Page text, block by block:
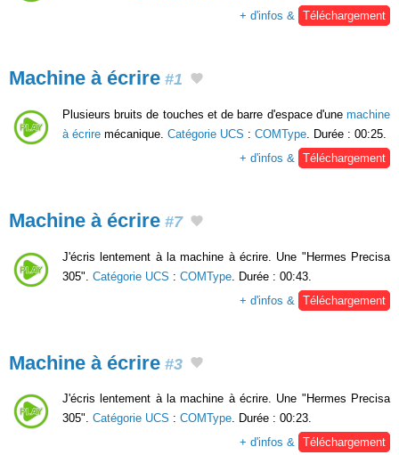
+ d'infos & Téléchargement
Machine à écrire #1
Plusieurs bruits de touches et de barre d'espace d'une machine
à écrire mécanique. Catégorie UCS : COMType . Durée : 00:25.
+ d'infos &
Téléchargement
Machine à écrire #7
J'écris lentement à la machine à écrire. Une "Hermes Precisa
305". Catégorie UCS : COMType . Durée : 00:43.
+ d'infos &
Téléchargement
Machine à écrire #3
J'écris lentement à la machine à écrire. Une "Hermes Precisa
305". Catégorie UCS : COMType. Durée : 00:23.
+ d'infos & Téléchargement